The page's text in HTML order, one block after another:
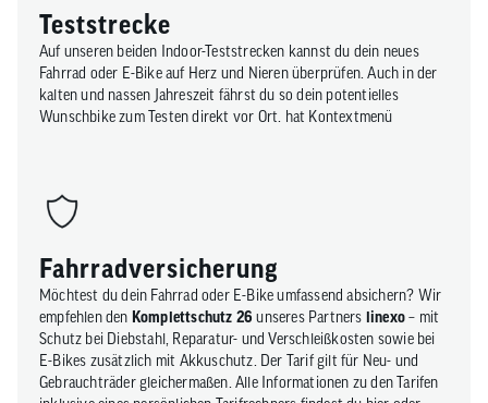
Teststrecke
Auf unseren beiden Indoor-Teststrecken kannst du dein neues
Fahrrad oder E-Bike auf Herz und Nieren überprüfen. Auch in der
kalten und nassen Jahreszeit fährst du so dein potentielles
Wunschbike zum Testen direkt vor Ort. hat Kontextmenü
Fahrradversicherung
Möchtest du dein Fahrrad oder E-Bike umfassend absichern? Wir
empfehlen den Komplettschutz 26 unseres Partners linexo– mit
Schutz bei Diebstahl, Reparatur- und Verschleißkosten sowie bei
E-Bikes zusätzlich mit Akkuschutz. Der Tarif gilt für Neu- und
Gebrauchträder gleichermaßen. Alle Informationen zu den Tarifen